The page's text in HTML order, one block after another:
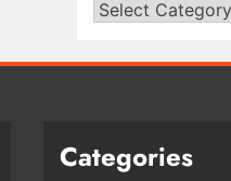
Categories